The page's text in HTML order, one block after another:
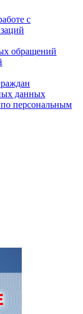
с
обращений
данных
персональным